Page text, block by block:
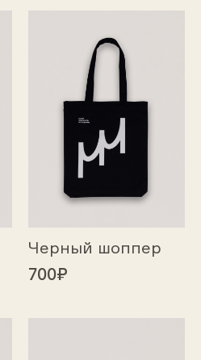
Черный шоппер
700₽